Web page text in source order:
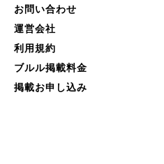
お問い合わせ
運営会社
利用規約
ブルル掲載料金
掲載お申し込み